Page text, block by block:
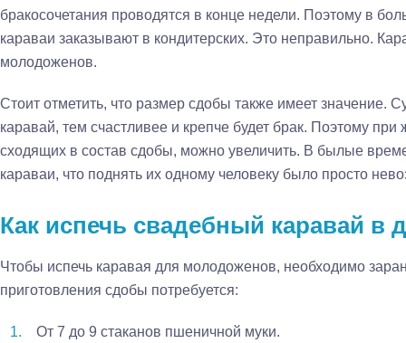
бракосочетания проводятся в конце недели. Поэтому в
караваи заказывают в кондитерских. Это неправильно.
молодоженов.
Стоит отметить, что размер сдобы также имеет значение.
каравай, тем счастливее и крепче будет брак. Поэтому
сходящих в состав сдобы, можно увеличить. В былые
караваи, что поднять их одному человеку было просто
Как испечь свадебный каравай в
Чтобы испечь каравая для молодоженов, необходимо
приготовления сдобы потребуется:
От 7 до 9 стаканов пшеничной муки.